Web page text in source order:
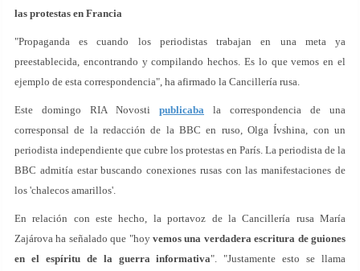
las protestas en Francia
"Propaganda es cuando los periodistas trabajan en una meta ya
preestablecida, encontrando y compilando hechos. Es lo que vemos en el
ejemplo de esta correspondencia", ha afirmado la Cancillería rusa.
Este domingo RIA Novosti publicaba la correspondencia de una
corresponsal de la redacción de la BBC en ruso, Olga Ívshina, con un
periodista independiente que cubre los protestas en París. La periodista de la
BBC admitía estar buscando conexiones rusas con las manifestaciones de
los 'chalecos amarillos'.
En relación con este hecho, la portavoz de la Cancillería rusa María
Zajárova ha señalado que "hoy vemos una verdadera escritura de guiones
en el espíritu de la guerra informativa". "Justamente esto se llama